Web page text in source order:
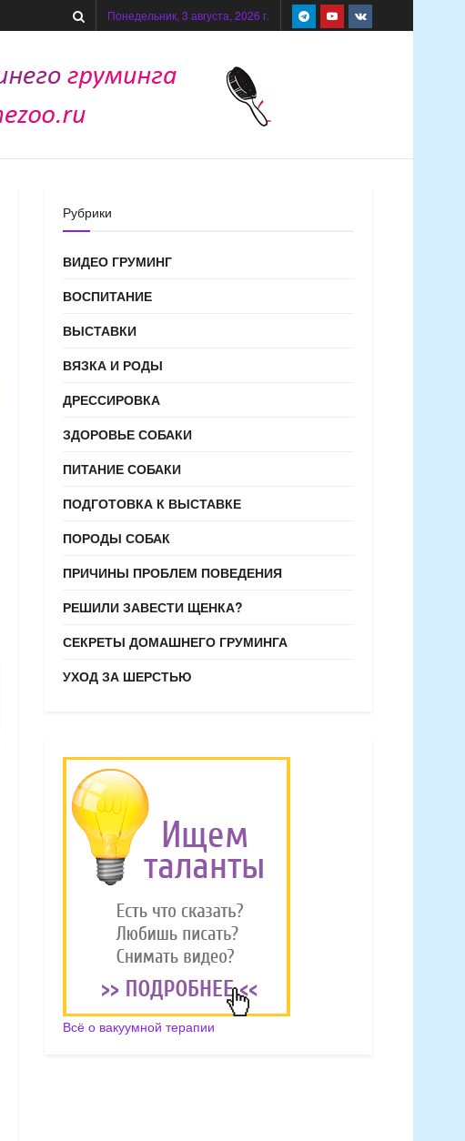
Понедельник, 3 августа, 2026 г.
Рубрики
ВИДЕО ГРУМИНГ
ВОСПИТАНИЕ
ВЫСТАВКИ
ВЯЗКА И РОДЫ
ДРЕССИРОВКА
ЗДОРОВЬЕ СОБАКИ
ПИТАНИЕ СОБАКИ
ПОДГОТОВКА К ВЫСТАВКЕ
ПОРОДЫ СОБАК
ПРИЧИНЫ ПРОБЛЕМ ПОВЕДЕНИЯ
РЕШИЛИ ЗАВЕСТИ ЩЕНКА?
СЕКРЕТЫ ДОМАШНЕГО ГРУМИНГА
УХОД ЗА ШЕРСТЬЮ
Всё о вакуумной терапии